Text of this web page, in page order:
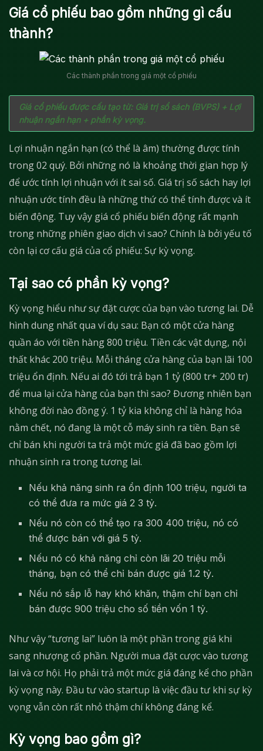
Giá cổ phiếu bao gồm những gì cấu
thành?
Các thành phần trong giá một cổ phiếu
Giá cổ phiếu được cấu tạo từ: Giá trị sổ sách (BVPS) + Lợi
nhuận ngắn hạn + phần kỳ vọng.
Lợi nhuận ngắn hạn (có thể là âm) thường được tính
trong 02 quý. Bởi những nó là khoảng thời gian hợp lý
để ước tính lợi nhuận với ít sai số. Giá trị số sách hay lợi
nhuận ước tính đều là những thứ có thể tính được và ít
biến động. Tuy vậy giá cổ phiếu biến động rất mạnh
trong những phiên giao dịch vì sao? Chính là bởi yếu tố
còn lại cơ cấu giá của cổ phiếu: Sự kỳ vọng.
Tại sao có phần kỳ vọng?
Kỳ vọng hiểu như sự đặt cược của bạn vào tương lai. Dễ
hình dung nhất qua ví dụ sau: Bạn có một cửa hàng
quần áo với tiền hàng 800 triệu. Tiền các vật dụng, nội
thất khác 200 triệu. Mỗi tháng cửa hàng của bạn lãi 100
triệu ổn định. Nếu ai đó tới trả bạn 1 tỷ (800 tr+ 200 tr)
để mua lại cửa hàng của bạn thì sao? Đương nhiên bạn
không đời nào đồng ý. 1 tỷ kia không chỉ là hàng hóa
nằm chết, nó đang là một cỗ máy sinh ra tiền. Bạn sẽ
chỉ bán khi người ta trả một mức giá đã bao gồm lợi
nhuận sinh ra trong tương lai.
Nếu khả năng sinh ra ổn định 100 triệu, người ta
có thể đưa ra mức giá 2 3 tỷ.
Nếu nó còn có thể tạo ra 300 400 triệu, nó có
thể được bán với giá 5 tỷ.
Nếu nó có khả năng chỉ còn lãi 20 triệu mỗi
tháng, bạn có thể chỉ bán được giá 1.2 tỷ.
Nếu nó sắp lỗ hay khó khăn, thậm chí bạn chỉ
bán được 900 triệu cho số tiền vốn 1 tỷ.
Như vậy “tương lai” luôn là một phần trong giá khi
sang nhượng cổ phần. Người mua đặt cược vào tương
lai và cơ hội. Họ phải trả một mức giá đáng kể cho phần
kỳ vọng này. Đầu tư vào startup là việc đầu tư khi sự kỳ
vọng vẫn còn rất nhỏ thậm chí không đáng kể.
Kỳ vọng bao gồm gì?